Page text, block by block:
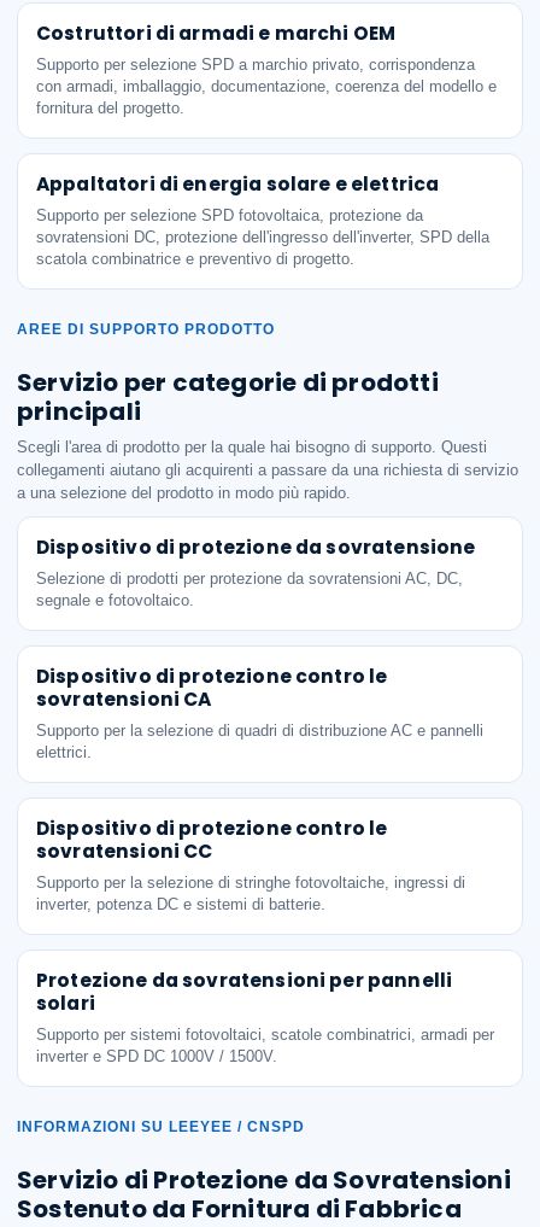
Costruttori di armadi e marchi OEM
Supporto per selezione SPD a marchio privato, corrispondenza
con armadi, imballaggio, documentazione, coerenza del modello e
fornitura del progetto.
Appaltatori di energia solare e elettrica
Supporto per selezione SPD fotovoltaica, protezione da
sovratensioni DC, protezione dell'ingresso dell'inverter, SPD della
scatola combinatrice e preventivo di progetto.
AREE DI SUPPORTO PRODOTTO
Servizio per categorie di prodotti
principali
Scegli l'area di prodotto per la quale hai bisogno di supporto. Questi
collegamenti aiutano gli acquirenti a passare da una richiesta di servizio
a una selezione del prodotto in modo più rapido.
Dispositivo di protezione da sovratensione
Selezione di prodotti per protezione da sovratensioni AC, DC,
segnale e fotovoltaico.
Dispositivo di protezione contro le
sovratensioni CA
Supporto per la selezione di quadri di distribuzione AC e pannelli
elettrici.
Dispositivo di protezione contro le
sovratensioni CC
Supporto per la selezione di stringhe fotovoltaiche, ingressi di
inverter, potenza DC e sistemi di batterie.
Protezione da sovratensioni per pannelli
solari
Supporto per sistemi fotovoltaici, scatole combinatrici, armadi per
inverter e SPD DC 1000V / 1500V.
INFORMAZIONI SU LEEYEE / CNSPD
Servizio di Protezione da Sovratensioni
Sostenuto da Fornitura di Fabbrica